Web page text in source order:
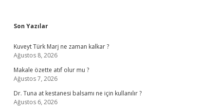
Sidebar
Son Yazılar
Kuveyt Türk Marj ne zaman kalkar ?
Ağustos 8, 2026
Makale özette atıf olur mu ?
Ağustos 7, 2026
Dr. Tuna at kestanesi balsamı ne için kullanılır ?
Ağustos 6, 2026